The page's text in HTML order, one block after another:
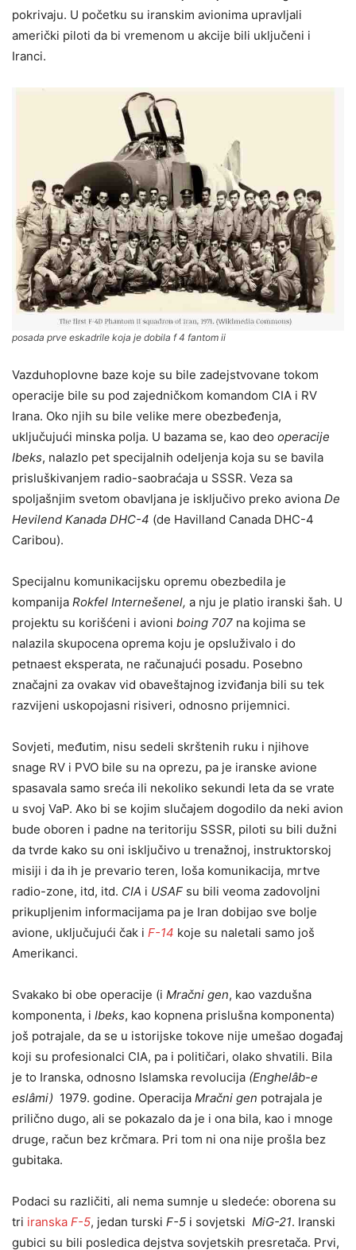
pokrivaju. U početku su iranskim avionima upravljali
američki piloti da bi vremenom u akcije bili uključeni i
Iranci.
posada prve eskadrile koja je dobila f 4 fantom ii
Vazduhoplovne baze koje su bile zadejstvovane tokom
operacije bile su pod zajedničkom komandom CIA i RV
Irana. Oko njih su bile velike mere obezbeđenja,
uključujući minska polja. U bazama se, kao deo operacije
Ibeks, nalazlo pet specijalnih odeljenja koja su se bavila
prisluškivanjem radio-saobraćaja u SSSR. Veza sa
spoljašnjim svetom obavljana je isključivo preko aviona De
Hevilend Kanada DHC-4 (de Havilland Canada DHC-4
Caribou).
Specijalnu komunikacijsku opremu obezbedila je
kompanija Rokfel Internešenel, a nju je platio iranski šah. U
projektu su korišćeni i avioni boing 707 na kojima se
nalazila skupocena oprema koju je opsluživalo i do
petnaest eksperata, ne računajući posadu. Posebno
značajni za ovakav vid obaveštajnog izviđanja bili su tek
razvijeni uskopojasni risiveri, odnosno prijemnici.
Sovjeti, međutim, nisu sedeli skrštenih ruku i njihove
snage RV i PVO bile su na oprezu, pa je iranske avione
spasavala samo sreća ili nekoliko sekundi leta da se vrate
u svoj VaP. Ako bi se kojim slučajem dogodilo da neki avion
bude oboren i padne na teritoriju SSSR, piloti su bili dužni
da tvrde kako su oni isključivo u trenažnoj, instruktorskoj
misiji i da ih je prevario teren, loša komunikacija, mrtve
radio-zone, itd, itd. CIA i USAF su bili veoma zadovoljni
prikupljenim informacijama pa je Iran dobijao sve bolje
avione, uključujući čak i F-14 koje su naletali samo još
Amerikanci.
Svakako bi obe operacije (i Mračni gen, kao vazdušna
komponenta, i Ibeks, kao kopnena prislušna komponenta)
još potrajale, da se u istorijske tokove nije umešao događaj
koji su profesionalci CIA, pa i političari, olako shvatili. Bila
je to Iranska, odnosno Islamska revolucija (Enghelâb-e
eslâmi) 1979. godine. Operacija Mračni gen potrajala je
prilično dugo, ali se pokazalo da je i ona bila, kao i mnoge
druge, račun bez krčmara. Pri tom ni ona nije prošla bez
gubitaka.
Podaci su različiti, ali nema sumnje u sledeće: oborena su
tri iranska F-5, jedan turski F-5 i sovjetski MiG-21. Iranski
gubici su bili posledica dejstva sovjetskih presretača. Prvi,